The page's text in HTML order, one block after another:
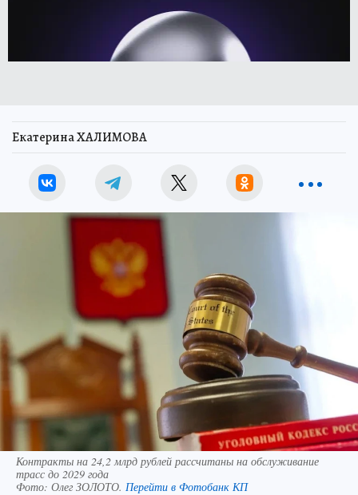
Екатерина ХАЛИМОВА
Контракты на 24,2 млрд рублей рассчитаны на обслуживание
трасс до 2029 года
Фото: Олег ЗОЛОТО. Перейти в Фотобанк КП